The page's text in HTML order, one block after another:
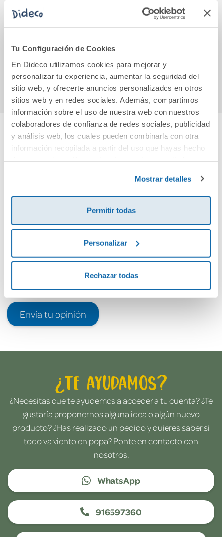
Tu Configuración de Cookies
En Dideco utilizamos cookies para mejorar y
personalizar tu experiencia, aumentar la seguridad del
sitio web, y ofrecerte anuncios personalizados en otros
sitios web y en redes sociales. Además, compartimos
información sobre el uso de nuestra web con nuestros
colaboradores de confianza de redes sociales, publicidad
y análisis web, los cuales pueden combinarla con otra
información recopilada a partir del uso que hayas hecho
Mostrar detalles
Permitir todas
Personalizar
Rechazar todas
Ojo por ojo
20,90€
Comprar
NO MÁS
CÁRCELES
Comprar
La
Cuéntanos tu opinión
Debes iniciar sesión para poder valorarlo
Envía tu opinión
¿Te ayudamos?
¿Necesitas que te ayudemos a acceder a tu cuenta? ¿Te
gustaría proponernos alguna idea o algún nuevo
producto? ¿Has realizado un pedido y quieres saber si
todo va viento en popa? Ponte en contacto con
nosotros.
WhatsApp
916597360